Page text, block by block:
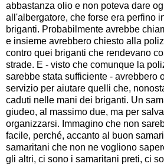
abbastanza olio e non poteva dare
all'albergatore, che forse era perfino
briganti. Probabilmente avrebbe
e insieme avrebbero chiesto alla
contro quei briganti che rendevano
strade. E - visto che comunque la
sarebbe stata sufficiente - avrebbero
servizio per aiutare quelli che,
caduti nelle mani dei briganti. Un
giudeo, al massimo due, ma per
organizzarsi. Immagino che non
facile, perché, accanto al buon
samaritani che non ne vogliono
gli altri, ci sono i samaritani preti, ci